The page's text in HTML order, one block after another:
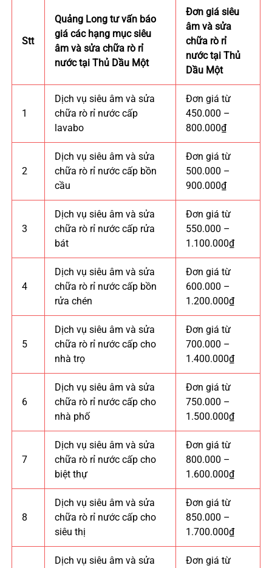
Stt
Quảng Long tư vấn báo
giá các hạng mục siêu
âm và sửa chữa rò rỉ
nước tại Thủ Dầu Một
Đơn giá siêu
âm và sửa
chữa rò rỉ
nước tại Thủ
Dầu Một
1
Dịch vụ siêu âm và sửa
chữa rò rỉ nước cấp
lavabo
Đơn giá từ
450.000 –
800.000₫
2
Dịch vụ siêu âm và sửa
chữa rò rỉ nước cấp bồn
cầu
Đơn giá từ
500.000 –
900.000₫
3
Dịch vụ siêu âm và sửa
chữa rò rỉ nước cấp rửa
bát
Đơn giá từ
550.000 –
1.100.000₫
4
Dịch vụ siêu âm và sửa
chữa rò rỉ nước cấp bồn
rửa chén
Đơn giá từ
600.000 –
1.200.000₫
5
Dịch vụ siêu âm và sửa
chữa rò rỉ nước cấp cho
nhà trọ
Đơn giá từ
700.000 –
1.400.000₫
6
Dịch vụ siêu âm và sửa
chữa rò rỉ nước cấp cho
nhà phố
Đơn giá từ
750.000 –
1.500.000₫
7
Dịch vụ siêu âm và sửa
chữa rò rỉ nước cấp cho
biệt thự
Đơn giá từ
800.000 –
1.600.000₫
8
Dịch vụ siêu âm và sửa
chữa rò rỉ nước cấp cho
siêu thị
Đơn giá từ
850.000 –
1.700.000₫
Dịch vụ siêu âm và sửa
Đơn giá từ